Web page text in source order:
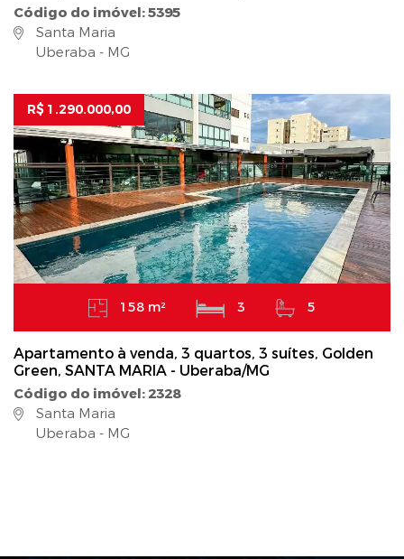
Código do imóvel: 5395
Santa Maria
Uberaba - MG
R$ 1.290.000,00
158 m² 3 5
Apartamento à venda, 3 quartos, 3 suítes, Golden
Green, SANTA MARIA - Uberaba/MG
Código do imóvel: 2328
Santa Maria
Uberaba - MG